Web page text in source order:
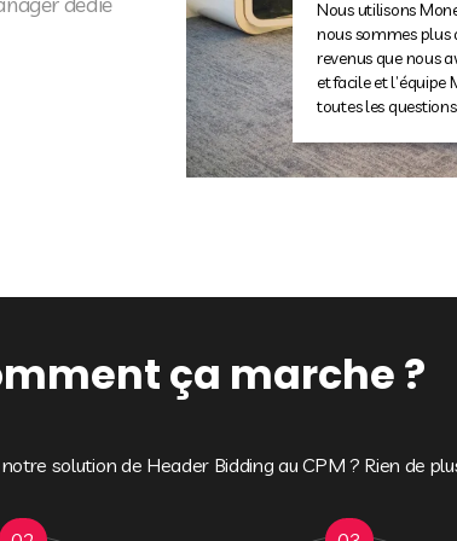
Je suis très
Moneytizer. Le fait
très facile
ça marche ?
solution de Header Bidding au CPM ? Rien de